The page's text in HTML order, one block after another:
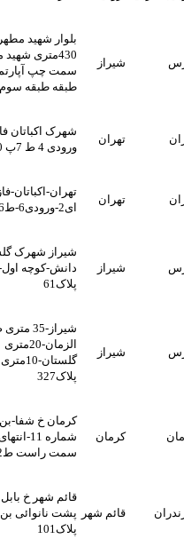
شیراز
بلوار شهید مطهری کوچه
430متری شهید مطهری
سمت چپ آپارتمان سه
طبقه طبقه سوم
تهران
شهرک اکباتان فاز 2 بلوک 19
ورودی 4 ط 7پ 320
تهران
تهران-اکباتان-فازیک-بلوک
ای2-ورودی6-ط6-پلاک309
شیراز
شیراز شهرک گلستان-خ
دانش-کوچه اول-نبش کوچه-
شیراز
شیراز-35 متری صاحب
الزمان-20متری
گلستان-10متری انقلاب-
کرمان
کرمان خ شفا-بن بست
شماره 11-انتهای کوچه-درب
سمت راست ط2واحد4
قائم شهر
قائم شهر خ بابل کوی قائمیه
پشت نانوائی بن بست بهار